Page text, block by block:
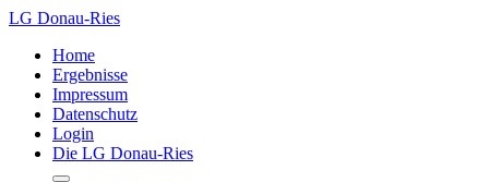
LG Donau-Ries
Home
Ergebnisse
Impressum
Datenschutz
Login
Die LG Donau-Ries